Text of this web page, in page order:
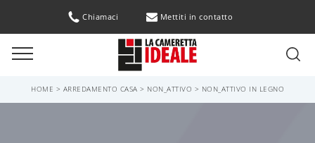
Chiamaci Mettiti in contatto
HOME > ARREDAMENTO CASA > NON_ATTIVO > NON_ATTIVO IN LEGNO